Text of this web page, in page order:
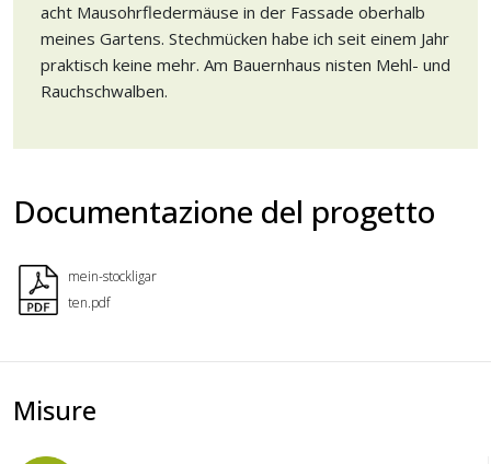
acht Mausohrfledermäuse in der Fassade oberhalb
meines Gartens. Stechmücken habe ich seit einem Jahr
praktisch keine mehr. Am Bauernhaus nisten Mehl- und
Rauchschwalben.
Documentazione del progetto
mein-stockligar
ten.pdf
Misure